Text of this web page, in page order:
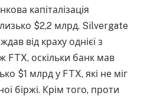
капіталізація
$2,2 млрд. Silvergate
від краху однієї з
FTX, оскільки банк мав
$1 млрд у FTX, які не міг
біржі. Крім того, проти